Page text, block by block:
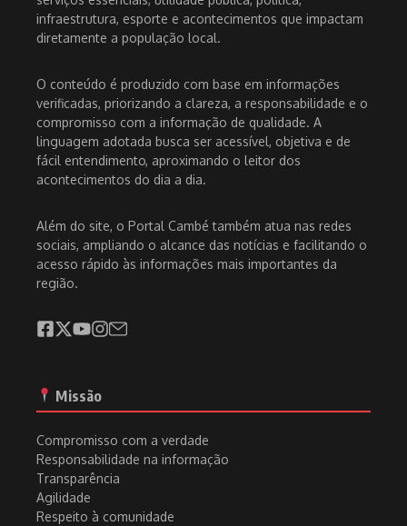
infraestrutura, esporte e acontecimentos que impactam
diretamente a população local.
O conteúdo é produzido com base em informações
verificadas, priorizando a clareza, a responsabilidade e o
compromisso com a informação de qualidade. A
linguagem adotada busca ser acessível, objetiva e de
fácil entendimento, aproximando o leitor dos
acontecimentos do dia a dia.
Além do site, o Portal Cambé também atua nas redes
sociais, ampliando o alcance das notícias e facilitando o
acesso rápido às informações mais importantes da
região.
Missão
Compromisso com a verdade
Responsabilidade na informação
Transparência
Agilidade
Respeito à comunidade